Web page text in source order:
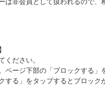
ください。
ージ下部の「ブロックする」
る」をタップするとブロック